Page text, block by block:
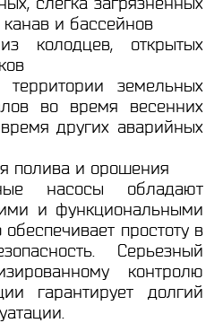
и бассейнов
колодцев, открытых
земельных
во время весенних
других аварийных
полива и орошения
насосы обладают
и функциональными
простоту в
Серьезный
контролю
гарантирует долгий